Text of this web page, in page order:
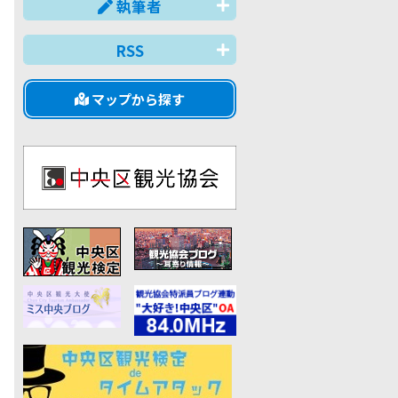
執筆者
RSS
マップから探す